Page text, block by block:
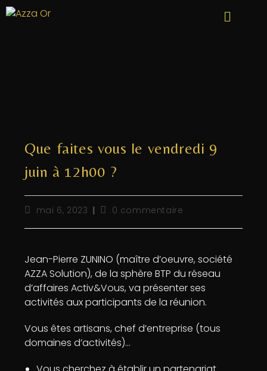
Que faites vous le vendredi 9
juin à 12h00 ?
mai 6, 2023 0 commentaire
Jean-Pierre ZUNINO (maître d’oeuvre, société
AZZA Solution), de la sphère BTP du réseau
d’affaires Activ&Vous, va présenter ses
activités aux participants de la réunion.
Vous êtes artisans, chef d’entreprise (tous
domaines d’activités)…